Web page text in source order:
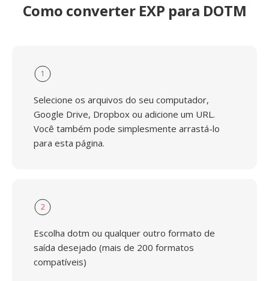
Como converter EXP para DOTM
1
Selecione os arquivos do seu computador,
Google Drive, Dropbox ou adicione um URL.
Você também pode simplesmente arrastá-lo
para esta página.
2
Escolha dotm ou qualquer outro formato de
saída desejado (mais de 200 formatos
compatíveis)